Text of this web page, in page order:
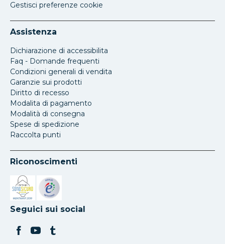
Gestisci preferenze cookie
Assistenza
Dichiarazione di accessibilita
Faq - Domande frequenti
Condizioni generali di vendita
Garanzie sui prodotti
Diritto di recesso
Modalita di pagamento
Modalità di consegna
Spese di spedizione
Raccolta punti
Riconoscimenti
Si apre in una nuova scheda
Si apre in una nuova scheda
Seguici sui social